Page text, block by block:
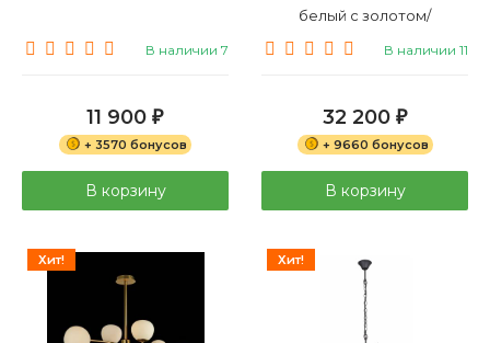
В наличии 7
11 900 ₽
+ 3570 бонусов
В корзину
белый с золотом/
прозрачный хрусталь
В наличии 11
32 200 ₽
+ 9660 бонусов
В корзину
Хит! Хит!